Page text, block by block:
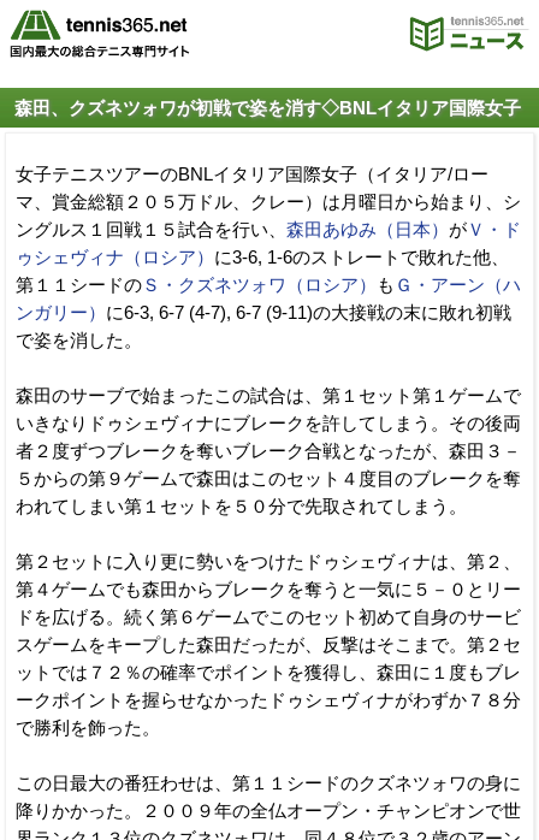
森田、クズネツォワが初戦で姿を消す◇BNLイタリア国際女子
女子テニスツアーのBNLイタリア国際女子（イタリア/ロー
マ、賞金総額２０５万ドル、クレー）は月曜日から始まり、シ
ングルス１回戦１５試合を行い、 森田あゆみ（日本） がＶ・ド
ゥシェヴィナ（ロシア） に3-6, 1-6のストレートで敗れた他、
第１１シードのＳ・クズネツォワ（ロシア） も Ｇ・アーン（ハ
ンガリー） に6-3, 6-7 (4-7), 6-7 (9-11)の大接戦の末に敗れ初戦
で姿を消した。
森田のサーブで始まったこの試合は、第１セット第１ゲームで
いきなりドゥシェヴィナにブレークを許してしまう。その後両
者２度ずつブレークを奪いブレーク合戦となったが、森田３－
５からの第９ゲームで森田はこのセット４度目のブレークを奪
われてしまい第１セットを５０分で先取されてしまう。
第２セットに入り更に勢いをつけたドゥシェヴィナは、第２、
第４ゲームでも森田からブレークを奪うと一気に５－０とリー
ドを広げる。続く第６ゲームでこのセット初めて自身のサービ
スゲームをキープした森田だったが、反撃はそこまで。第２セ
ットでは７２％の確率でポイントを獲得し、森田に１度もブレ
ークポイントを握らせなかったドゥシェヴィナがわずか７８分
で勝利を飾った。
この日最大の番狂わせは、第１１シードのクズネツォワの身に
降りかかった。２００９年の全仏オープン・チャンピオンで世